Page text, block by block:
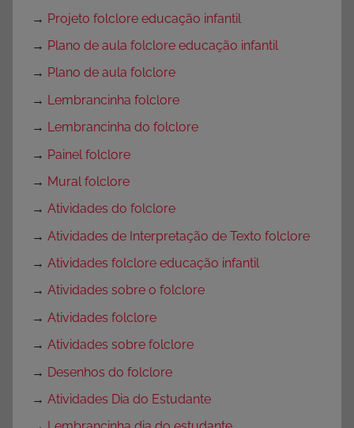
→ Projeto folclore educação infantil
→ Plano de aula folclore educação infantil
→ Plano de aula folclore
→ Lembrancinha folclore
→ Lembrancinha do folclore
→ Painel folclore
→ Mural folclore
→ Atividades do folclore
→ Atividades de Interpretação de Texto folclore
→ Atividades folclore educação infantil
→ Atividades sobre o folclore
→ Atividades folclore
→ Atividades sobre folclore
→ Desenhos do folclore
→ Atividades Dia do Estudante